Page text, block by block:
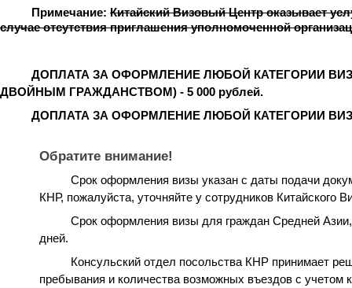
Примечание: Китайский Визовый Центр оказывает
случае отсутствия приглашения уполномоченной
ДОПЛАТА ЗА ОФОРМЛЕНИЕ ЛЮБОЙ КАТЕГОРИИ
ДВОЙНЫМ ГРАЖДАНСТВОМ) - 5 000 рублей.
ДОПЛАТА ЗА ОФОРМЛЕНИЕ ЛЮБОЙ КАТЕГОРИИ
Обратите внимание!
Срок оформления визы указан с даты подачи
КНР, пожалуйста, уточняйте у сотрудников Китайского
Срок оформления визы для граждан Средней
дней.
Консульский отдел посольства КНР принимает
пребывания и количества возможных въездов с учетом